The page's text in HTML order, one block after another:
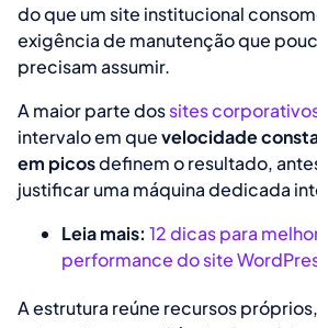
do que um site institucional
exigência de manutenção que
precisam assumir.
A maior parte dossites
intervalo em quevelocidade
em picosdefinem o resultado,
justificar uma máquina dedicada
Leia mais: 12 dicas para
performance do site
A estrutura reúne recursos